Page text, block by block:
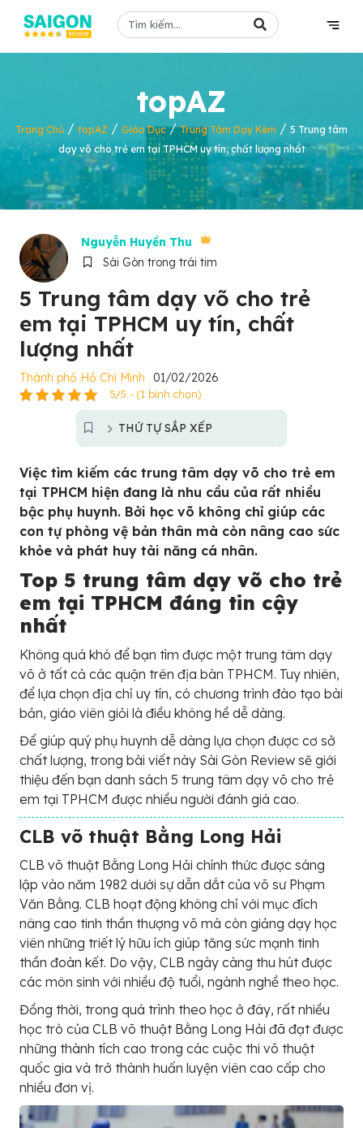
topAZ
Trang Chủ / topAZ / Giáo Dục/Trung Tâm Dạy Kèm / 5 Trung tâm
dạy võ cho trẻ em tại TPHCM uy tín, chất lượng nhất
Nguyễn Huyền Thu
Sài Gòn trong trái tim
5 Trung tâm dạy võ cho trẻ
em tại TPHCM uy tín, chất
lượng nhất
Thành phố Hồ Chí Minh 01/02/2026
5/5 - (1 bình chọn)
THỨ TỰ SẮP XẾP
Việc tìm kiếm các trung tâm dạy võ cho trẻ em
tại TPHCM hiện đang là nhu cầu của rất nhiều
bậc phụ huynh. Bởi học võ không chỉ giúp các
con tự phòng vệ bản thân mà còn nâng cao sức
khỏe và phát huy tài năng cá nhân.
Top 5 trung tâm dạy võ cho trẻ
em tại TPHCM đáng tin cậy
nhất
Không quá khó để bạn tìm được một trung tâm dạy
võ ở tất cả các quận trên địa bàn TPHCM. Tuy nhiên,
để lựa chọn địa chỉ uy tín, có chương trình đào tạo bài
bản, giáo viên giỏi là điều không hề dễ dàng.
Để giúp quý phụ huynh dễ dàng lựa chọn được cơ sở
chất lượng, trong bài viết này Sài Gòn Review sẽ giới
thiệu đến bạn danh sách 5 trung tâm dạy võ cho trẻ
em tại TPHCM được nhiều người đánh giá cao.
CLB võ thuật Bằng Long Hải
CLB võ thuật Bằng Long Hải chính thức được sáng
lập vào năm 1982 dưới sự dẫn dắt của võ sư Phạm
Văn Bằng. CLB hoạt động không chỉ với mục đích
nâng cao tinh thần thượng võ mà còn giảng dạy học
viên những triết lý hữu ích giúp tăng sức mạnh tinh
thần đoàn kết. Do vậy, CLB ngày càng thu hút được
các môn sinh với nhiều độ tuổi, ngành nghề theo học.
Đồng thời, trong quá trình theo học ở đây, rất nhiều
học trò của CLB võ thuật Bằng Long Hải đã đạt được
những thành tích cao trong các cuộc thi võ thuật
quốc gia và trở thành huấn luyện viên cao cấp cho
nhiều đơn vị.